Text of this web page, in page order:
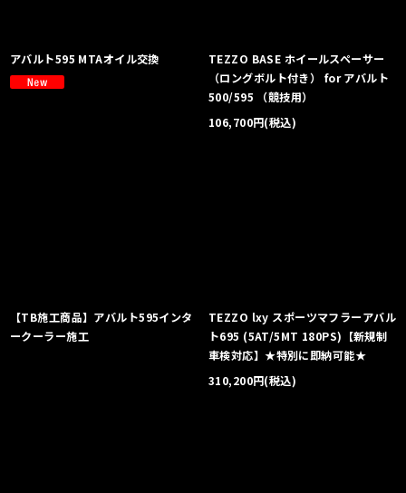
アバルト595 MTAオイル交換
TEZZO BASE ホイールスペーサー
（ロングボルト付き） for アバルト
500/595 （競技用）
106,700円(税込)
【TB施工商品】アバルト595インタ
ークーラー施工
TEZZO lxy スポーツマフラーアバル
ト695 (5AT/5MT 180PS)【新規制
車検対応】★特別に即納可能★
310,200円(税込)